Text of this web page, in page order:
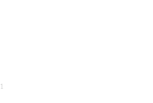
1